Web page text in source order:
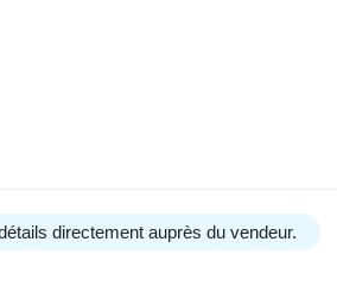
directement auprès du vendeur.